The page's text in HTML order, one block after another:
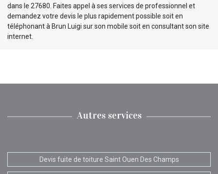
dans le 27680. Faites appel à ses services de professionnel et
demandez votre devis le plus rapidement possible soit en
téléphonant à Brun Luigi sur son mobile soit en consultant son site
internet.
Autres services
Devis fuite de toiture Saint Ouen Des Champs